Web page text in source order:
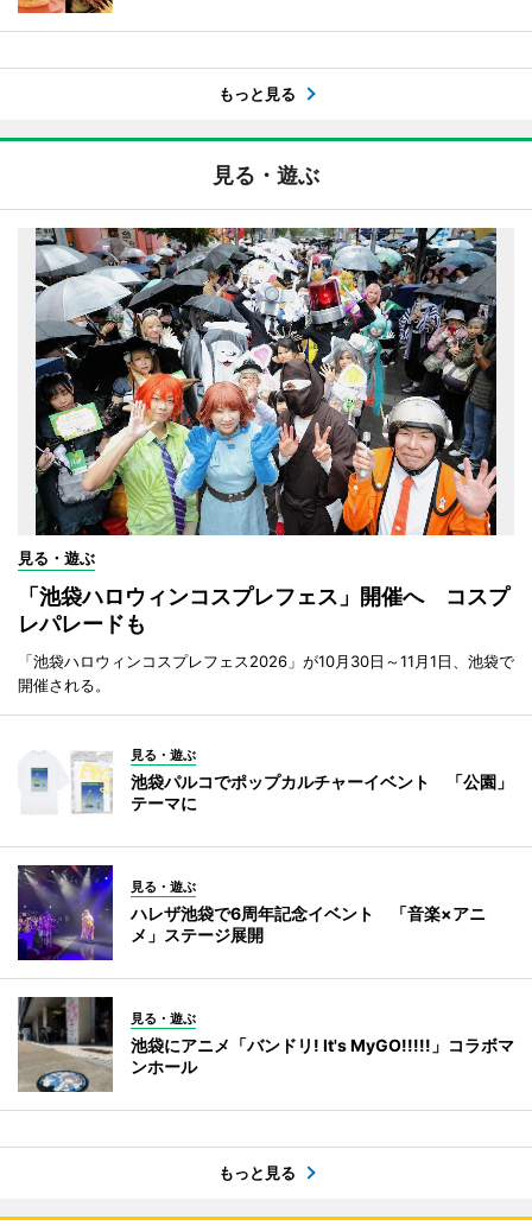
もっと見る
見る・遊ぶ
見る・遊ぶ
「池袋ハロウィンコスプレフェス」開催へ コスプ
レパレードも
「池袋ハロウィンコスプレフェス2026」が10月30日～11月1日、池袋で
開催される。
見る・遊ぶ
池袋パルコでポップカルチャーイベント 「公園」
テーマに
見る・遊ぶ
ハレザ池袋で6周年記念イベント 「音楽×アニ
メ」ステージ展開
見る・遊ぶ
池袋にアニメ「バンドリ! It's MyGO!!!!!」コラボマ
ンホール
もっと見る